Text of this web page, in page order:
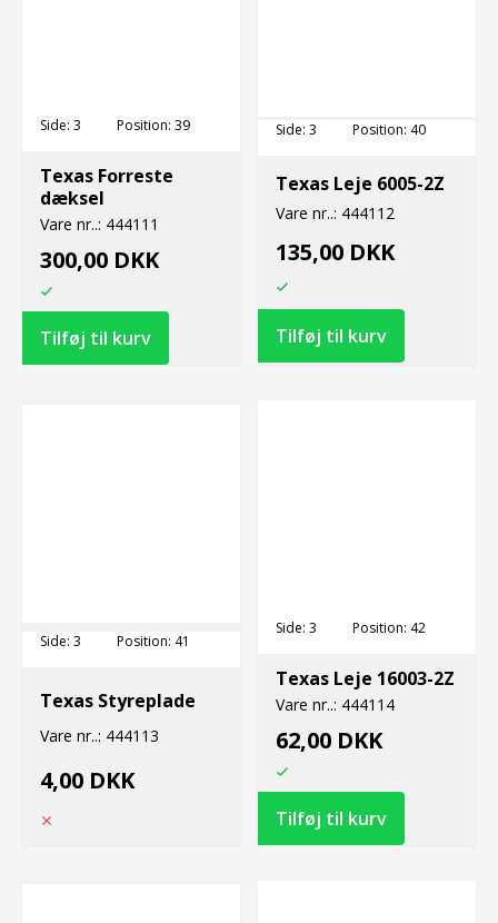
Side: 3 Position: 39
Texas Forreste
dæksel
Vare nr..: 444111
300,00 DKK
Side: 3 Position: 40
Texas Leje 6005-2Z
Vare nr..: 444112
135,00 DKK
Side: 3 Position: 41
Texas Styreplade
Vare nr..: 444113
4,00 DKK
Side: 3 Position: 42
Texas Leje 16003-2Z
Vare nr..: 444114
62,00 DKK